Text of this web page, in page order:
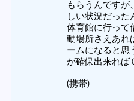
もらうんですが
しい状況だった
体育館に行って
動場所さえあれ
ームになると思
が確保出来れ
(携帯)